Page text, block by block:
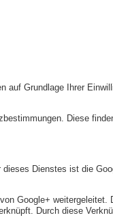
auf Grundlage Ihrer
Diese
Dienstes ist die
Google+ weitergeleitet.
Durch diese